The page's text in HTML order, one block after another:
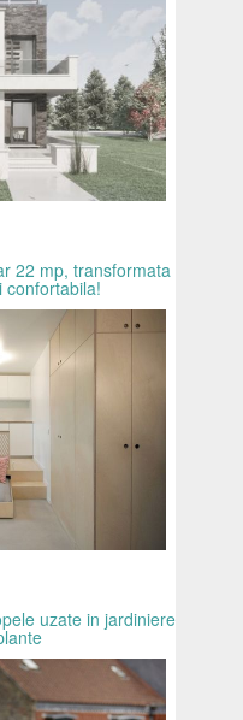
22 mp, transformata
confortabila!
uzate in jardiniere